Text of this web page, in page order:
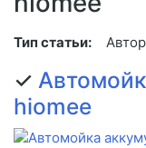
Тип статьи:
✓
hiomee